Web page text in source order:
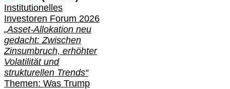
Institutionelles
Investoren Forum 2026
„Asset-Allokation neu
gedacht: Zwischen
Zinsumbruch, erhöhter
Volatilität und
strukturellen Trends“
Themen: Was Trump